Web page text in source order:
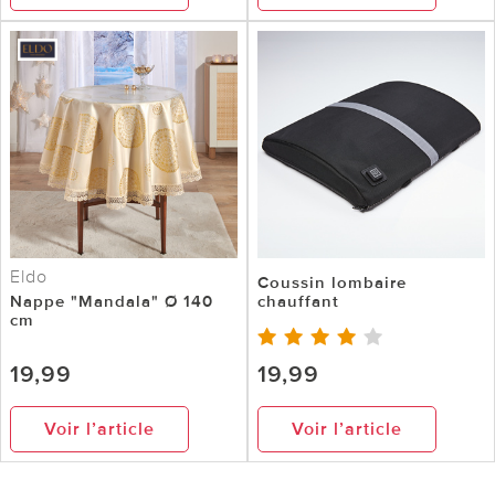
Eldo
Nappe "Mandala" Ø 140
cm
19,99
Voir l’article
Coussin lombaire
chauffant
19,99
Voir l’article